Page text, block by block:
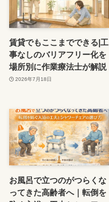
賃貸でもここまでできる|工
事なしのバリアフリー化を
場所別に作業療法士が解説
2026年7月18日
お風呂で立つのがつらくな
ってきた高齢者へ｜転倒を